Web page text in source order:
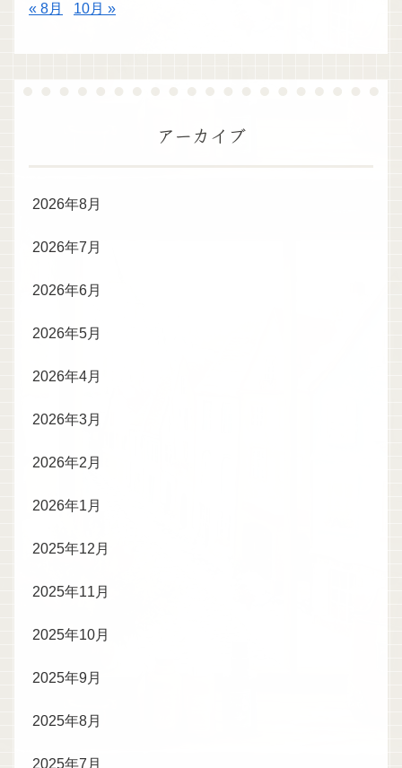
« 8月 10月 »
アーカイブ
2026年8月
2026年7月
2026年6月
2026年5月
2026年4月
2026年3月
2026年2月
2026年1月
2025年12月
2025年11月
2025年10月
2025年9月
2025年8月
2025年7月